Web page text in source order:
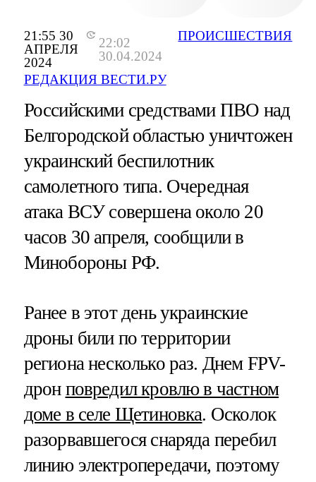
21:55 30
АПРЕЛЯ
2024
22:02
30.04.2024
РЕДАКЦИЯ ВЕСТИ.РУ
ПРОИСШЕСТВИЯ
Российскими средствами ПВО над
Белгородской областью уничтожен
украинский беспилотник
самолетного типа. Очередная
атака ВСУ совершена около 20
часов 30 апреля, сообщили в
Минобороны РФ.
Ранее в этот день украинские
дроны били по территории
региона несколько раз. Днем FPV-
дрон повредил кровлю в частном
доме в селе Щетиновка. Осколок
разорвавшегося снаряда перебил
линию электропередачи, поэтому